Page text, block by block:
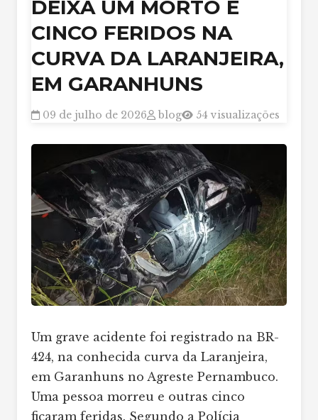
DEIXA UM MORTO E
CINCO FERIDOS NA
CURVA DA LARANJEIRA,
EM GARANHUNS
09 de julho de 2026 blog 54 visualizações
Um grave acidente foi registrado na BR-
424, na conhecida curva da Laranjeira,
em Garanhuns no Agreste Pernambuco.
Uma pessoa morreu e outras cinco
ficaram feridas. Segundo a Polícia